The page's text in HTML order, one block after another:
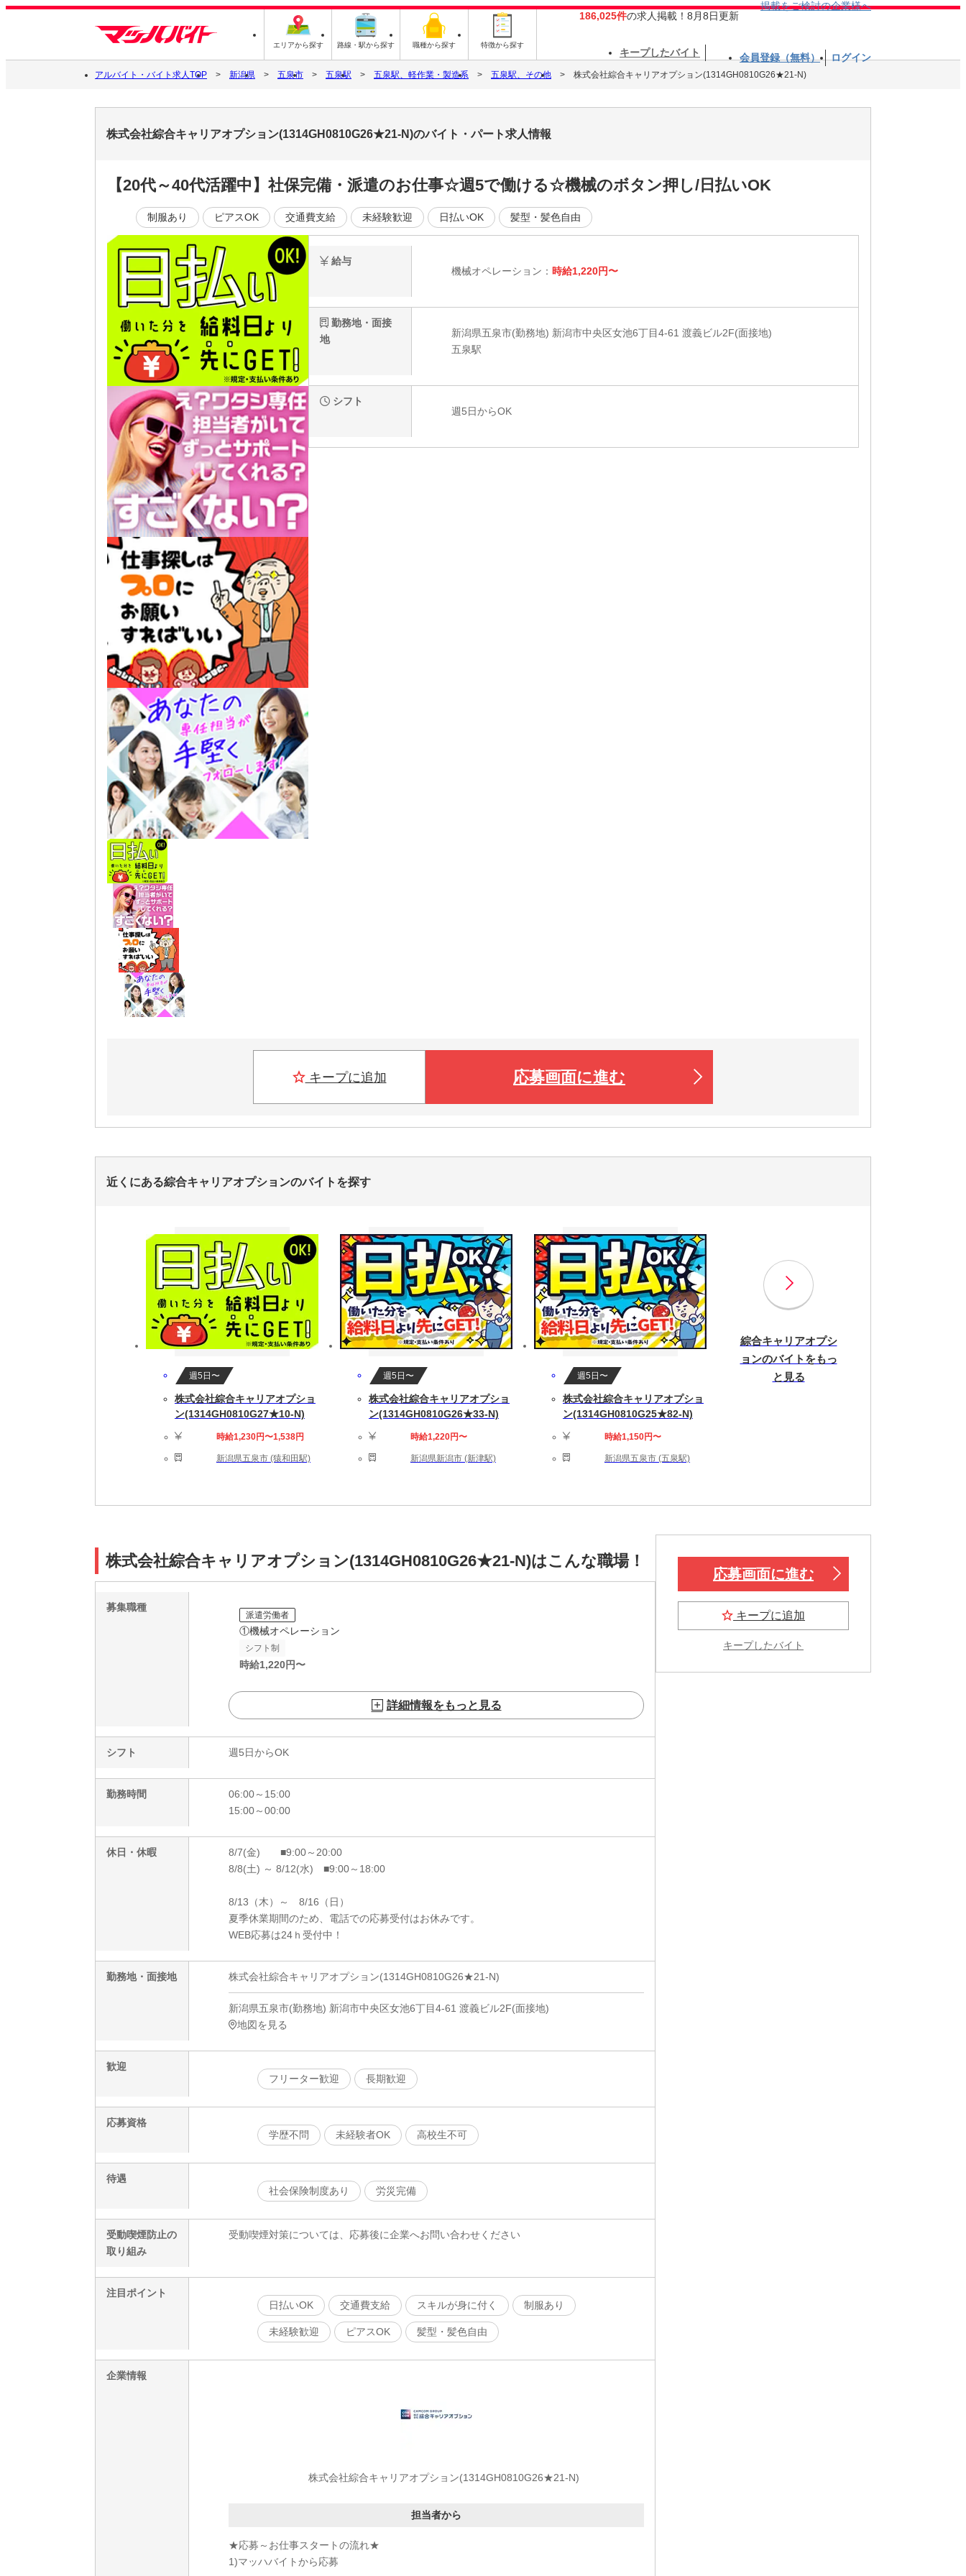
エリアから探す 路線・駅から探す 職種から探す 特徴から探す
186,025件の求人掲載！8月8日更新
掲載をご検討の企業様へ
キープしたバイト 会員登録（無料） ログイン
アルバイト・バイト求人TOP 新潟県 五泉市 五泉駅 五泉駅、軽作業・製造系 五泉駅、その他 株式会社綜合キャリアオプション(1314GH0810G26★21-N)
株式会社綜合キャリアオプション(1314GH0810G26★21-N)のバイト・パート求人情報
【20代～40代活躍中】社保完備・派遣のお仕事☆週5で働ける☆機械のボタン押し/日払いOK
制服あり ピアスOK 交通費支給 未経験歓迎 日払いOK 髪型・髪色自由
給与
機械オペレーション： 時給1,220円〜
勤務地・面接
地
新潟県五泉市(勤務地) 新潟市中央区女池6丁目4-61 渡義ビル2F(面接地)
五泉駅
シフト
週5日からOK
キープに追加 応募画面に進む
近くにある綜合キャリアオプションのバイトを探す
週5日〜
株式会社綜合キャリアオプショ
ン(1314GH0810G27★10-N)
時給1,230円〜1,538円
新潟県五泉市 (猿和田駅)
週5日〜
株式会社綜合キャリアオプショ
ン(1314GH0810G26★33-N)
時給1,220円〜
新潟県新潟市 (新津駅)
週5日〜
株式会社綜合キャリアオプショ
ン(1314GH0810G25★82-N)
時給1,150円〜
新潟県五泉市 (五泉駅)
綜合キャリアオプシ
ョンのバイトをもっ
と見る
株式会社綜合キャリアオプション(1314GH0810G26★21-N)はこんな職場！
募集職種
派遣労働者
①機械オペレーション
シフト制
時給1,220円〜
詳細情報をもっと見る
シフト 週5日からOK
勤務時間
06:00～15:00
15:00～00:00
休日・休暇
8/7(金) ■9:00～20:00
8/8(土) ～ 8/12(水) ■9:00～18:00
8/13（木）～ 8/16（日）
夏季休業期間のため、電話での応募受付はお休みです。
WEB応募は24ｈ受付中！
勤務地・面接地 株式会社綜合キャリアオプション(1314GH0810G26★21-N)
新潟県五泉市(勤務地) 新潟市中央区女池6丁目4-61 渡義ビル2F(面接地)
地図を見る
歓迎
フリーター歓迎
長期歓迎
応募資格
学歴不問
未経験者OK 高校生不可
待遇
社会保険制度あり
労災完備
受動喫煙防止の
取り組み
受動喫煙対策については、応募後に企業へお問い合わせください
注目ポイント
日払いOK
交通費支給 スキルが身に付く 制服あり
未経験歓迎 ピアスOK 髪型・髪色自由
企業情報
株式会社綜合キャリアオプション(1314GH0810G26★21-N)
担当者から
★応募～お仕事スタートの流れ★
1)マッハバイトから応募
応募画面に進む
キープに追加
キープしたバイト